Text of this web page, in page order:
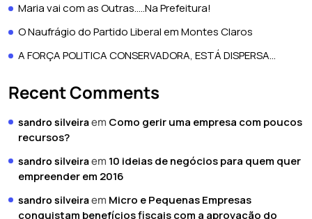
Maria vai com as Outras…..Na Prefeitura!
O Naufrágio do Partido Liberal em Montes Claros
A FORÇA POLITICA CONSERVADORA, ESTÁ DISPERSA…
Recent Comments
sandro silveiraem Como gerir uma empresa com poucos
recursos?
sandro silveiraem 10 ideias de negócios para quem quer
empreender em 2016
sandro silveiraem Micro e Pequenas Empresas
conquistam benefícios fiscais com a aprovação do